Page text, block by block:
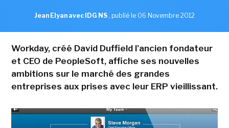
Jean Elyan avec IDG NS , publié le 06 Novembre 2012
Workday, créé David Duffield l'ancien fondateur
et CEO de PeopleSoft, affiche ses nouvelles
ambitions sur le marché des grandes
entreprises aux prises avec leur ERP vieillissant.